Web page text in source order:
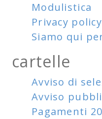
Modulistica
Privacy policy
Siamo qui
cartelle
Avviso di
Avviso
Pagamenti